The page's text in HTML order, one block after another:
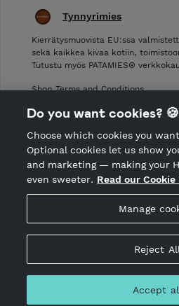
Hosted by Holvi
Holvi Payment Services Ltd is
© 2026 Holvi Payment Services Ltd.
Tynnyrimies
Kierrätysmuovista EU:ssa
sekä kaikkea kivaa kotiin,
Tutustu myös PATAMIES®
Shop Terms and Conditions
Cancellation policy
CANCEL ORDER
Do you want cookies? 🍪
Choose which cookies you
Optional cookies let us show
and marketing — making your
even sweeter. Read our Cookie
Manage
Reject All
Accept